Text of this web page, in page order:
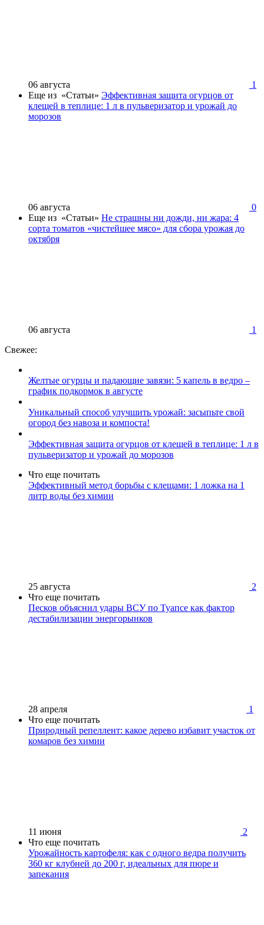
06 августа
1
Еще из «Статьи» Эффективная защита огурцов от
клещей в теплице: 1 л в пульверизатор и урожай до
морозов
06 августа
0
Еще из «Статьи» Не страшны ни дожди, ни жара: 4
сорта томатов «чистейшее мясо» для сбора урожая до
октября
06 августа
1
Свежее:
Желтые огурцы и падающие завязи: 5 капель в ведро –
график подкормок в августе
Уникальный способ улучшить урожай: засыпьте свой
огород без навоза и компоста!
Эффективная защита огурцов от клещей в теплице: 1 л в
пульверизатор и урожай до морозов
Что еще почитать
Эффективный метод борьбы с клещами: 1 ложка на 1
литр воды без химии
25 августа
2
Что еще почитать
Песков объяснил удары ВСУ по Туапсе как фактор
дестабилизации энергорынков
28 апреля
1
Что еще почитать
Природный репеллент: какое дерево избавит участок от
комаров без химии
11 июня
2
Что еще почитать
Урожайность картофеля: как с одного ведра получить
360 кг клубней до 200 г, идеальных для пюре и
запекания